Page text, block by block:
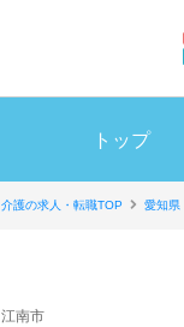
トップ
介護の求人・転職TOP 愛知県
江南市